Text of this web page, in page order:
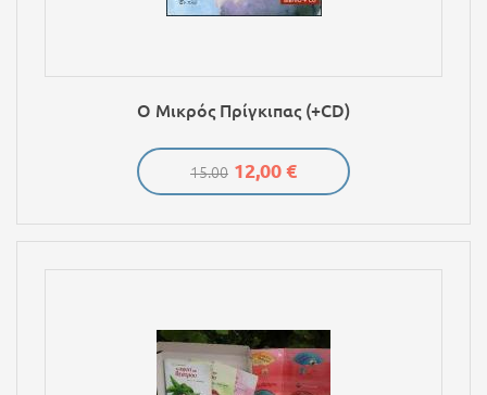
Ο Μικρός Πρίγκιπας (+CD)
15.00 12,00 €